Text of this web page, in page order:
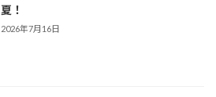
夏！
2026年7月16日